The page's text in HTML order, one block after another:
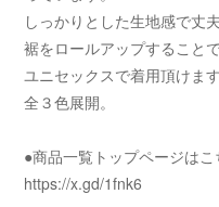
しっかりとした生地感で丈
裾をロールアップすること
ユニセックスで着用頂けます
全３色展開。
●商品一覧トップページは
https://x.gd/1fnk6